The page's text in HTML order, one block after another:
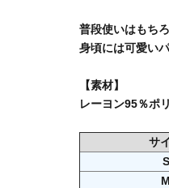
普段使いはもち
身頃には可愛い
【素材】
レーヨン95％ポ
サ
S
M